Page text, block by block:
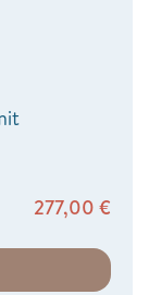
277,00 €